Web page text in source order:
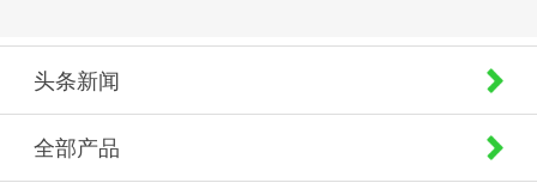
头条新闻
全部产品